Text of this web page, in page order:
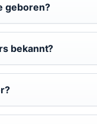
geboren?
bekannt?